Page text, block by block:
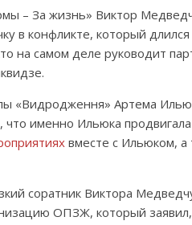
– За жизнь» Виктор
в конфликте, который длился
на самом деле руководит
«Видродження» Артема
именно Ильюка продвигала
вместе с Ильюком, а
соратник Виктора
ОПЗЖ, который